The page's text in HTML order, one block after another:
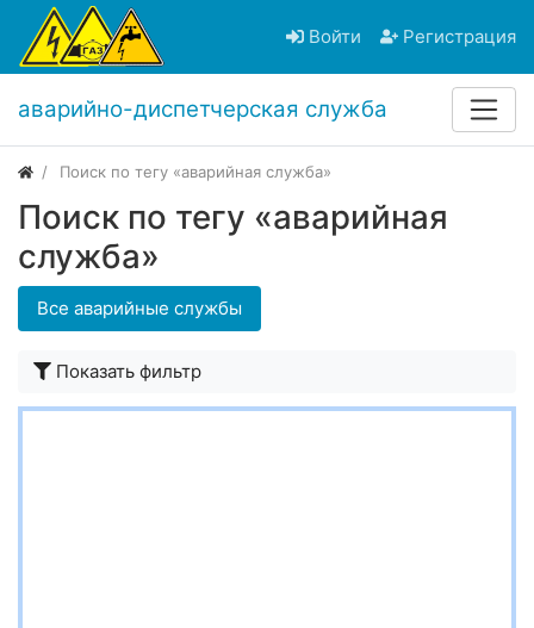
Войти Регистрация
аварийно-диспетчерская служба
Поиск по тегу «аварийная служба»
Поиск по тегу «аварийная
служба»
Все аварийные службы
Показать фильтр